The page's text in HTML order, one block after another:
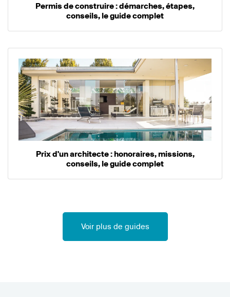
Permis de construire : démarches, étapes,
conseils, le guide complet
Prix d'un architecte : honoraires, missions,
conseils, le guide complet
Voir plus de guides